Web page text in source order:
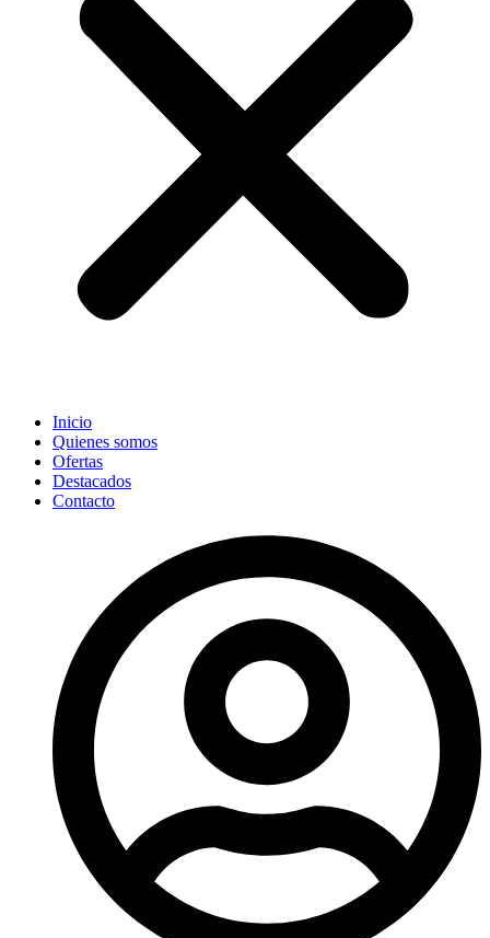
Inicio
Quienes somos
Ofertas
Destacados
Contacto